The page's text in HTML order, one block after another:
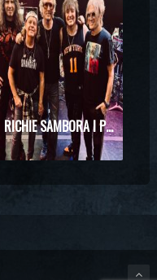
RICHIE SAMBORA I PHIL X RAZEM NA SCENIE! WYJĄTKOWE SPOTKANIE PODCZAS KONCERTU KINGS OF CHAOS